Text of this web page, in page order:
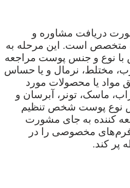
دریافت مشاوره و
متخصص است. این مرحله به
نوع و جنس پوست مراجعه
مختلط، نرمال و یا حساس
مواد یا محصولات مورد
ماسک، تونر، آبرسان و
نوع پوست شخص تنظیم
کننده به جای مشورت
فرم‌های مخصوصی را در
پر کند.